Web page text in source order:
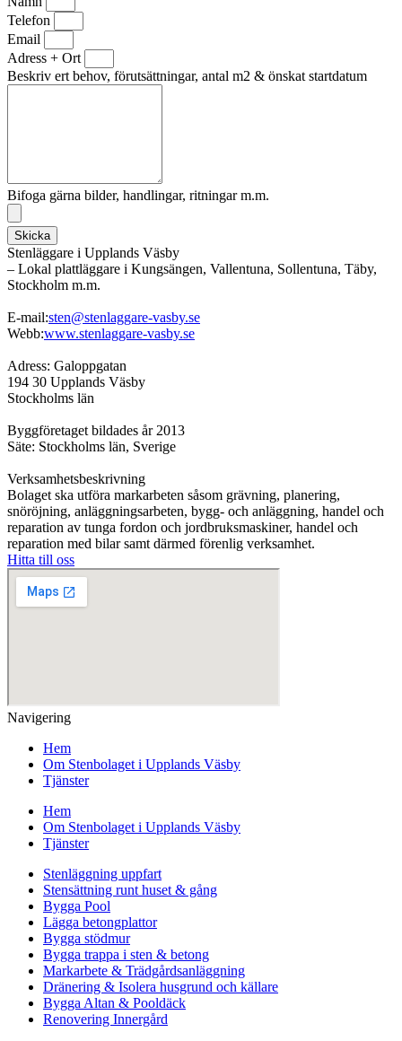
Telefon
Email
Adress + Ort
Beskriv ert behov, förutsättningar, antal m2 & önskat startdatum
Bifoga gärna bilder, handlingar, ritningar m.m.
Skicka
Stenläggare i Upplands Väsby
– Lokal plattläggare i Kungsängen, Vallentuna, Sollentuna, Täby,
Stockholm m.m.
E-mail:sten@stenlaggare-vasby.se
Webb:www.stenlaggare-vasby.se
Adress: Galoppgatan
194 30 Upplands Väsby
Stockholms län
Byggföretaget bildades år 2013
Säte: Stockholms län, Sverige
Verksamhetsbeskrivning
Bolaget ska utföra markarbeten såsom grävning, planering,
snöröjning, anläggningsarbeten, bygg- och anläggning, handel och
reparation av tunga fordon och jordbruksmaskiner, handel och
reparation med bilar samt därmed förenlig verksamhet.
Hitta till oss
Navigering
Hem
Om Stenbolaget i Upplands Väsby
Tjänster
Hem
Om Stenbolaget i Upplands Väsby
Tjänster
Stenläggning uppfart
Stensättning runt huset & gång
Bygga Pool
Lägga betongplattor
Bygga stödmur
Bygga trappa i sten & betong
Markarbete & Trädgårdsanläggning
Dränering & Isolera husgrund och källare
Bygga Altan & Pooldäck
Renovering Innergård